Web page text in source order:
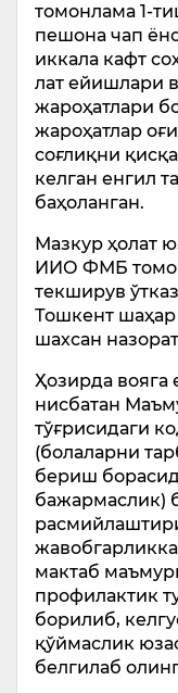
томонлама 1-
пешона чап
иккала кафт
лат ейишлари
жароҳатлари
жароҳатлар
соғлиқни
келган енгил
баҳоланган.
Мазкур ҳолат
ИИО ФМБ
текширув
Тошкент
шахсан
Ҳозирда вояга
нисбатан
тўғрисидаги
(болаларни
бериш
бажармаслик)
мактаб
профилактик
борилиб,
қўймаслик
белгилаб